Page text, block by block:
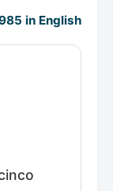
in English